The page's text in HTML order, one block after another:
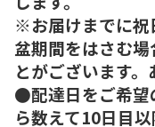
※お届けまでに祝
盆期間をはさむ
とがございます。
●配達日をご希望
ら数えて10日目